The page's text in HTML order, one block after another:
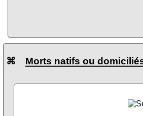
⌘ Morts natifs ou